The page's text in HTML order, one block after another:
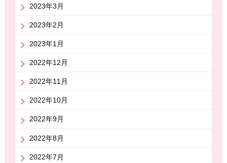
2023年3月
2023年2月
2023年1月
2022年12月
2022年11月
2022年10月
2022年9月
2022年8月
2022年7月